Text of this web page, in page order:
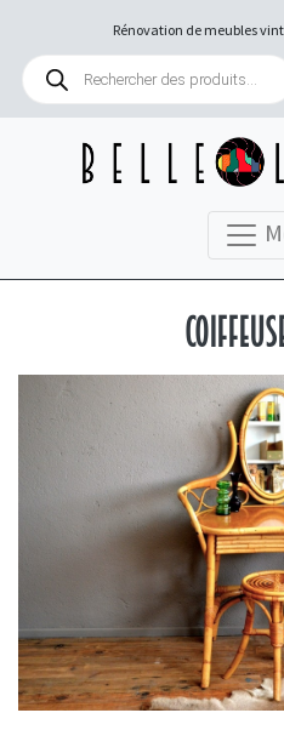
Rénovation de meubles
Recherche
produits